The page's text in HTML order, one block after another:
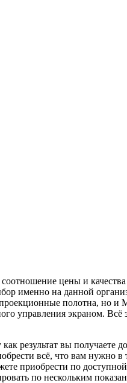
цены и
именно на данной
полотна, но и
управления экраном.
результат вы получаете
всё, что вам нужно
приобрести по
по нескольким